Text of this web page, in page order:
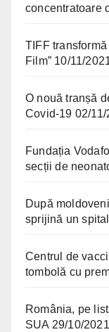
concentratoare
TIFF
Film” 10/11/
O nouă tranșă
Covid-19 02/11/
Fundația
secții de
După
sprijină un
Centrul de
tombolă cu
România, pe
SUA 29/10/2021